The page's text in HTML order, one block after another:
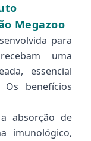
Megazoo
para
uma
essencial
benefícios
absorção de
imunológico,